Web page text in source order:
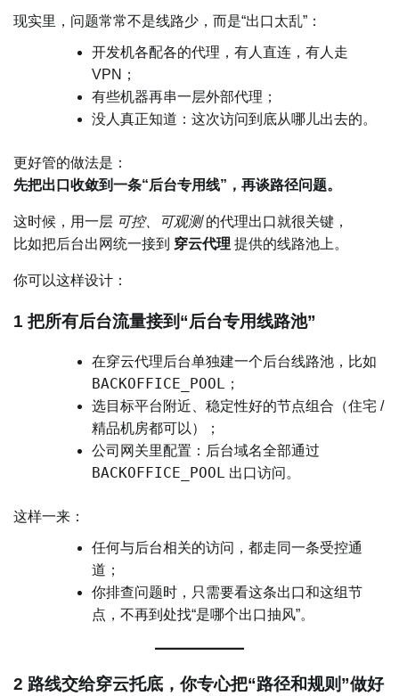
现实里，问题常常不是线路少，而是“出口太乱”：
开发机各配各的代理，有人直连，有人走
VPN；
有些机器再串一层外部代理；
没人真正知道：这次访问到底从哪儿出去的。
更好管的做法是：
先把出口收敛到一条“后台专用线”，再谈路径问题。
这时候，用一层 可控、可观测的代理出口就很关键，
比如把后台出网统一接到 穿云代理 提供的线路池上。
你可以这样设计：
1 把所有后台流量接到“后台专用线路池”
在穿云代理后台单独建一个后台线路池，比如
BACKOFFICE_POOL ；
选目标平台附近、稳定性好的节点组合（住宅 /
精品机房都可以）；
公司网关里配置：后台域名全部通过
BACKOFFICE_POOL 出口访问。
这样一来：
任何与后台相关的访问，都走同一条受控通
道；
你排查问题时，只需要看这条出口和这组节
点，不再到处找“是哪个出口抽风”。
2 路线交给穿云托底，你专心把“路径和规则”做好